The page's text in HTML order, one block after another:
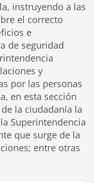
instruyendo a las
el correcto
e
de seguridad
y
por las personas
en esta sección
la ciudadanía la
Superintendencia
que surge de la
entre otras